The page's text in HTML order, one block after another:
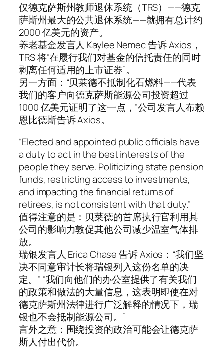
仅德克萨斯州教师退休系统（TRS）——德克
萨斯州最大的公共退休系统——就拥有总计约
2000 亿美元的资产。
养老基金发言人 Kaylee Nemec 告诉 Axios，
TRS 将“在履行我们对基金的信托责任的同时
剥离任何适用的上市证券”。
另一方面：“贝莱德不抵制化石燃料——代表
我们的客户向德克萨斯能源公司投资超过
1000 亿美元证明了这一点，”公司发言人布赖
恩比德斯告诉 Axios。
“Elected and appointed public officials have
a duty to act in the best interests of the
people they serve. Politicizing state pension
funds, restricting access to investments,
and impacting the financial returns of
retirees, is not consistent with that duty.”
值得注意的是：贝莱德的首席执行官利用其
公司的影响力敦促其他公司减少温室气体排
放。
瑞银发言人 Erica Chase 告诉 Axios：“我们坚
决不同意审计长将瑞银列入这份名单的决
定。” “我们向他们的办公室提供了有关我们
的政策和做法的大量信息，这表明即使在对
德克萨斯州法律进行广泛解释的情况下，瑞
银也不会抵制能源公司。”
言外之意：围绕投资的政治可能会让德克萨
斯人付出代价。